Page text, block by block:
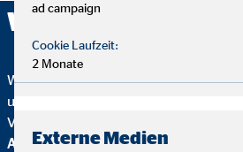
Wir sind
Wir wurden mehrfach ausgezeichnet
unser Engagement in Qualität,
Von
Altersvorsorgeberatung und als
ad campaign
Cookie Laufzeit:
2 Monate
Externe Medien